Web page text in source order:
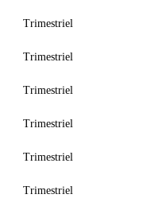
Trimestriel
Trimestriel
Trimestriel
Trimestriel
Trimestriel
Trimestriel